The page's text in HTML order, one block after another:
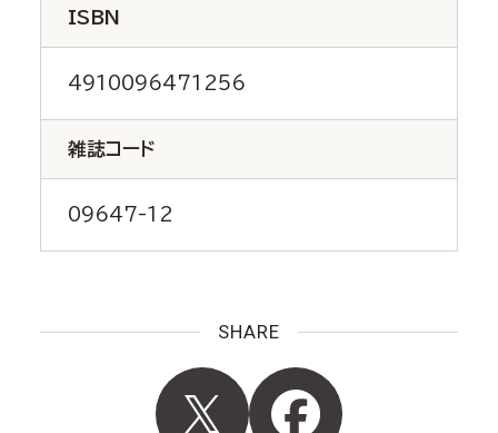
ISBN
4910096471256
雑誌コード
09647-12
SHARE